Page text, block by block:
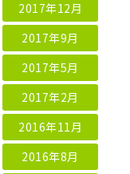
2017年12月
2017年9月
2017年5月
2017年2月
2016年11月
2016年8月